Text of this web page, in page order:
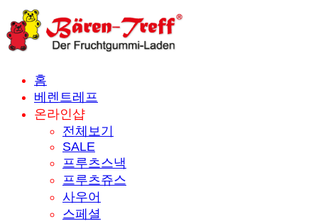
홈
베렌트레프
온라인샵
전체보기
SALE
프루츠스낵
프루츠쥬스
사우어
스페셜